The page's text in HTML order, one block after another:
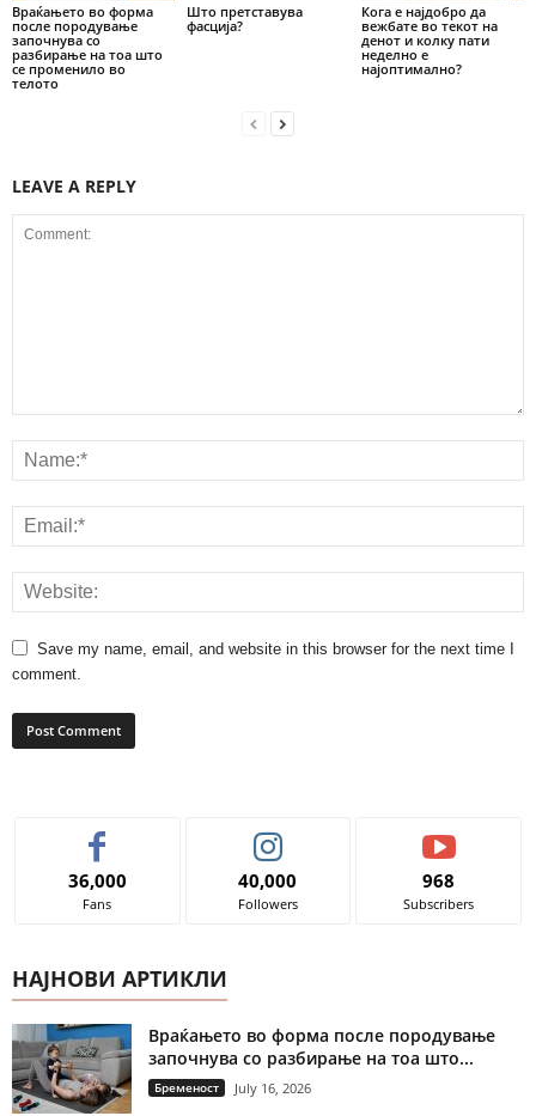
Враќањето во форма
после породување
започнува со
разбирање на тоа што
се променило во
телото
Што претставува
фасција?
Кога е најдобро да
вежбате во текот на
денот и колку пати
неделно е
најоптимално?
LEAVE A REPLY
Save my name, email, and website in this browser for the next time I
comment.
36,000
Fans
40,000
Followers
968
Subscribers
НАЈНОВИ АРТИКЛИ
Враќањето во форма после породување
започнува со разбирање на тоа што...
Бременост July 16, 2026